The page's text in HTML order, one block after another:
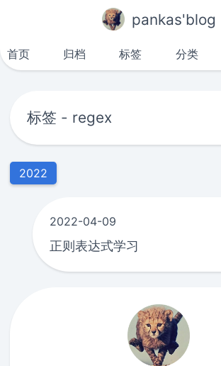
pankas'blog
首页 归档 标签 分类
标签 - regex
2022
2022-04-09
正则表达式学习